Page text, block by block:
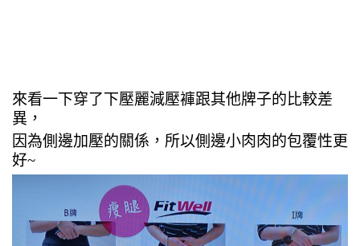
來看一下穿了下壓麗減壓褲跟其他牌子的比較差
異，
因為側邊加壓的關係，所以側邊小肉肉的包覆性更
好~